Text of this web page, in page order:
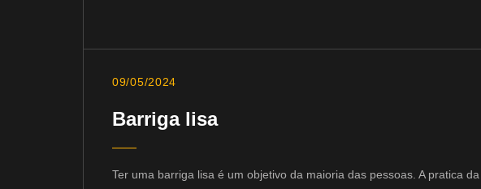
09/05/2024
Barriga lisa
Ter uma barriga lisa é um objetivo da maioria das pessoas. A pratica da